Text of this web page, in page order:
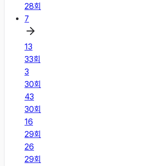
28회
7
13
33회
3
30회
43
30회
16
29회
26
29회